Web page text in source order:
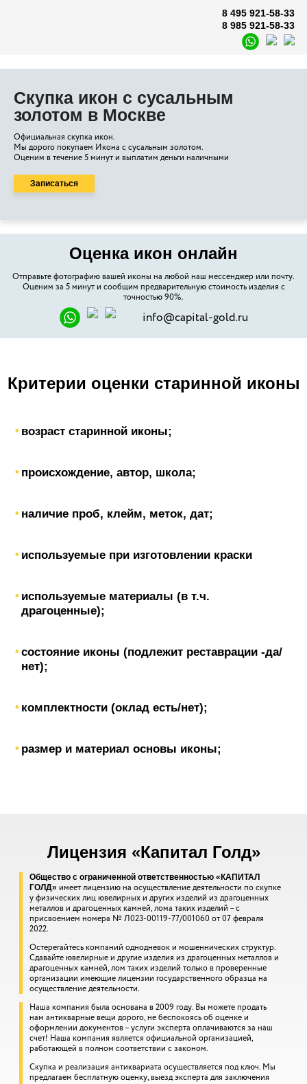
8 495 921-58-33
8 985 921-58-33
Скупка икон с сусальным
золотом в Москве
Официальная скупка икон.
Мы дорого покупаем Икона с сусальным золотом.
Оценим в течение 5 минут и выплатим деньги наличными
Записаться
Оценка икон онлайн
Отправьте фотографию вашей иконы на любой наш мессенджер или почту.
Оценим за 5 минут и сообщим предварительную стоимость изделия с
точностью 90%.
info@capital-gold.ru
Критерии оценки старинной иконы
возраст старинной иконы;
происхождение, автор, школа;
наличие проб, клейм, меток, дат;
используемые при изготовлении краски
используемые материалы (в т.ч.
драгоценные);
состояние иконы (подлежит реставрации -да/
нет);
комплектности (оклад есть/нет);
размер и материал основы иконы;
Лицензия «Капитал Голд»
Общество с ограниченной ответственностью «КАПИТАЛ
ГОЛД» имеет лицензию на осуществление деятельности по скупке
у физических лиц ювелирных и других изделий из драгоценных
металлов и драгоценных камней, лома таких изделий – с
присвоением номера № Л023-00119-77/001060 от 07 февраля
2022.
Остерегайтесь компаний однодневок и мошеннических структур.
Сдавайте ювелирные и другие изделия из драгоценных металлов и
драгоценных камней, лом таких изделий только в проверенные
организации имеющие лицензии государственного образца на
осуществление деятельности.
Наша компания была основана в 2009 году. Вы можете продать
нам антикварные вещи дорого, не беспокоясь об оценке и
оформлении документов – услуги эксперта оплачиваются за наш
счет! Наша компания является официальной организацией,
работающей в полном соответствии с законом.
Скупка и реализация антиквариата осуществляется под ключ. Мы
предлагаем бесплатную оценку, выезд эксперта для заключения